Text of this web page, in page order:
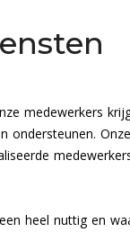
medewerkers
heel nuttig en